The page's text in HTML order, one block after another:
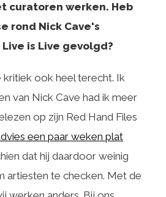
curatoren werken. Heb
rond Nick Cave's
is Live gevolgd?
kritiek ook heel terecht. Ik
van Nick Cave had ik meer
op zijn Red Hand Files
een paar weken plat
dat hij daardoor weinig
artiesten te checken. Met de